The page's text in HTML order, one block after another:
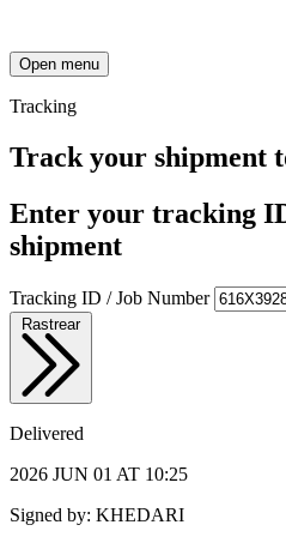
Open menu
Tracking
Track your shipment
Enter your tracking
shipment
Tracking ID / Job Number
Rastrear
Delivered
2026 JUN 01 AT 10:25
Signed by: KHEDARI